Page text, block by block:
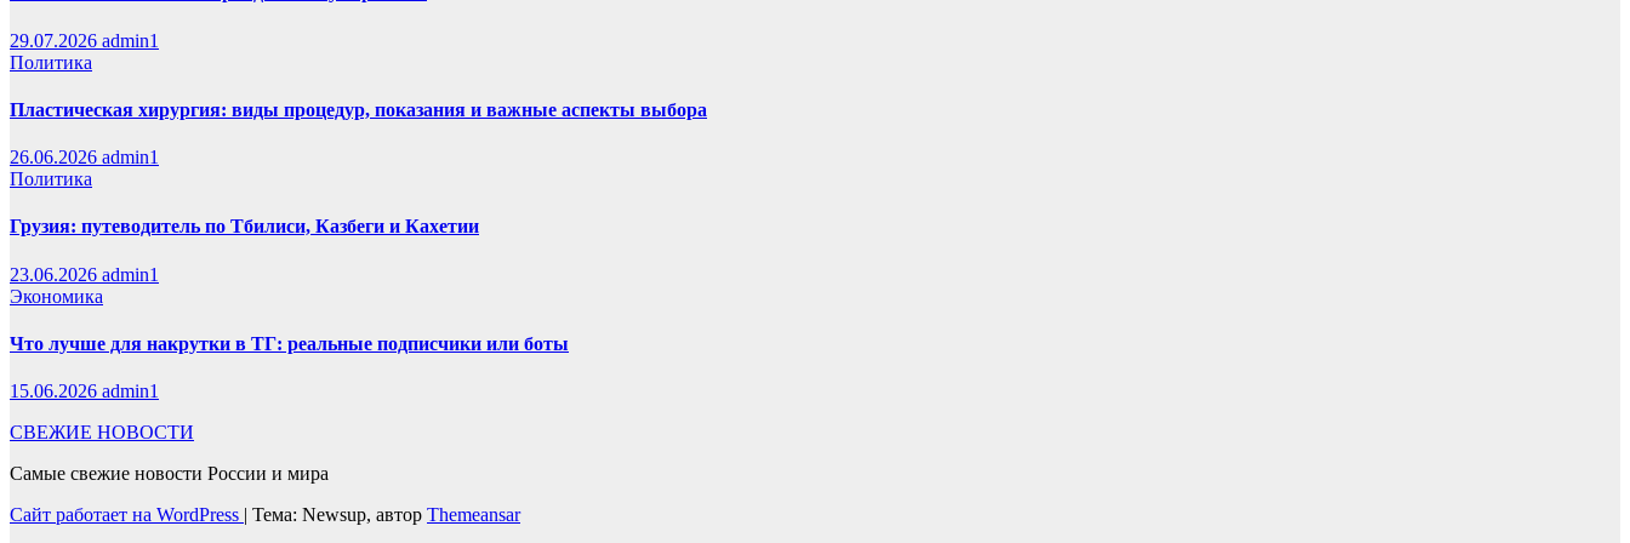
29.07.2026 admin1
Политика
Пластическая хирургия: виды процедур, показания и важные аспекты выбора
26.06.2026 admin1
Политика
Грузия: путеводитель по Тбилиси, Казбеги и Кахетии
23.06.2026 admin1
Экономика
Что лучше для накрутки в ТГ: реальные подписчики или боты
15.06.2026 admin1
СВЕЖИЕ НОВОСТИ
Самые свежие новости России и мира
Сайт работает на WordPress | Тема: Newsup, автор Themeansar